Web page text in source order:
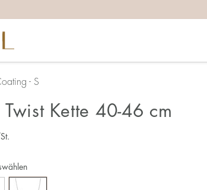
- S
Twist Kette 40-46 cm